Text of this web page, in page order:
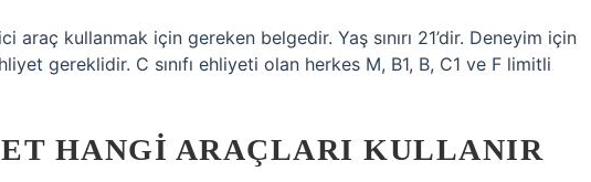
araç kullanmak için gereken belgedir. Yaş sınırı 21’dir. Deneyim için
gereklidir. C sınıfı ehliyeti olan herkes M, B1, B, C1 ve F limitli
HANGI ARAÇLARI KULLANIR